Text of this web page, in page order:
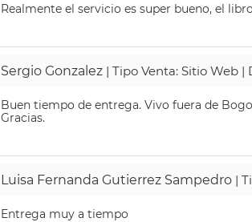
Realmente el servicio es super bueno, el
Sergio Gonzalez | Tipo Venta: Sitio Web
Buen tiempo de entrega. Vivo fuera de
Gracias.
Luisa Fernanda Gutierrez Sampedro |
Entrega muy a tiempo